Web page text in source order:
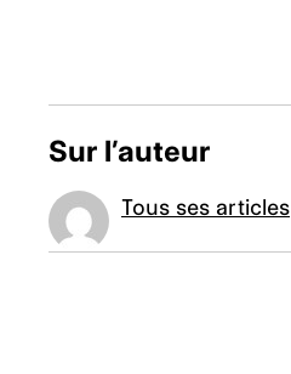
Sur l’auteur
Tous ses articles